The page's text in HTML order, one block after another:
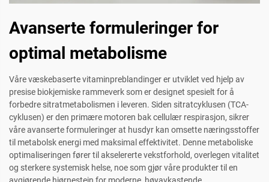
Avanserte formuleringer for
optimal metabolisme
Våre væskebaserte vitaminpreblandinger er utviklet ved hjelp av
presise biokjemiske rammeverk som er designet spesielt for å
forbedre sitratmetabolismen i leveren. Siden sitratcyklusen (TCA-
cyklusen) er den primære motoren bak cellulær respirasjon, sikrer
våre avanserte formuleringer at husdyr kan omsette næringsstoffer
til metabolsk energi med maksimal effektivitet. Denne metaboliske
optimaliseringen fører til akselererte vekstforhold, overlegen vitalitet
og sterkere systemisk helse, noe som gjør våre produkter til en